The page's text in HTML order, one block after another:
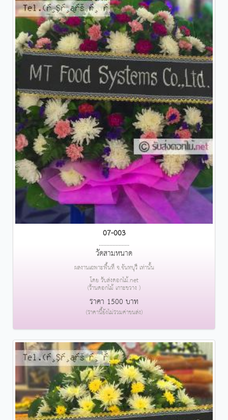
07-003
....................
วัดสามหนาด
ผลงานเฉพาะพื้นที่ จ.จันทบุรี เท่านั้น
โดย รับส่งดอกไม้.net
(ร้านดอกไม้ เกาะขวาง )
ราคา 1500 บาท
(ราคานี้ยังไม่รวมค่าขนส่ง)